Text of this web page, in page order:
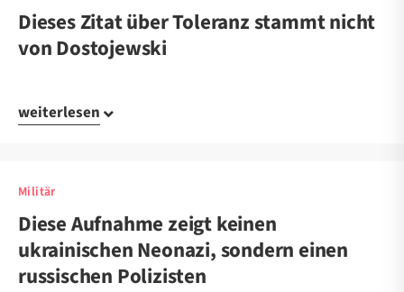
Dieses Zitat über Toleranz stammt nicht
von Dostojewski
weiterlesen
Militär
Diese Aufnahme zeigt keinen
ukrainischen Neonazi, sondern einen
russischen Polizisten